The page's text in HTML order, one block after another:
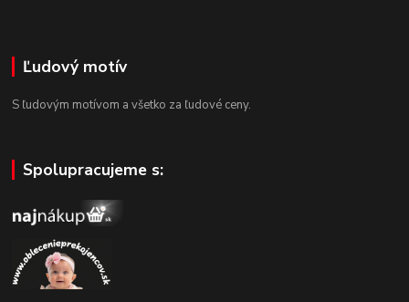
Ľudový motív
S ľudovým motívom a všetko za ľudové ceny.
Spolupracujeme s: